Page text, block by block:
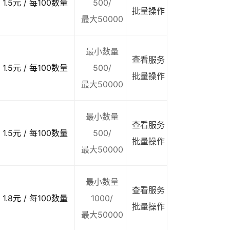
1.5元 / 每100数量
500/
最大50000
批量操作
1.5元 / 每100数量
最小数量
500/
最大50000
查看服务
批量操作
1.5元 / 每100数量
最小数量
500/
最大50000
查看服务
批量操作
1.8元 / 每100数量
最小数量
1000/
最大50000
查看服务
批量操作